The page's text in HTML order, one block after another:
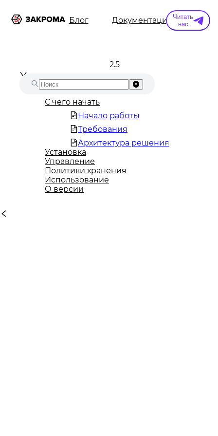
Информация Блог Документация
Читать
нас
2.5
С чего начать
Начало работы
Требования
Архитектура решения
Установка
Управление
Политики хранения
Использование
О версии